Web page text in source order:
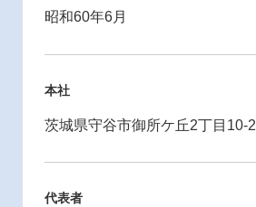
昭和60年6月
本社
茨城県守谷市御所ケ丘2丁目10-2
代表者